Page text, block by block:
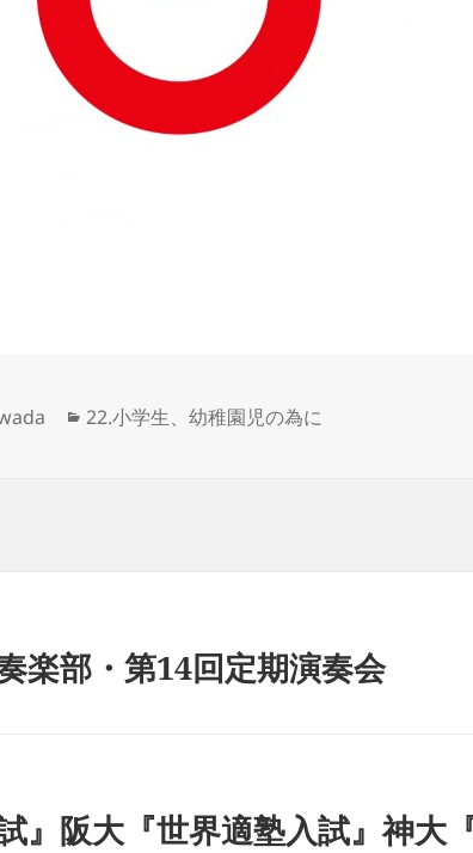
カ
22.小学生、幼稚園児の為に
楽部・第14回定期演奏会
』阪大『世界適塾入試』神大